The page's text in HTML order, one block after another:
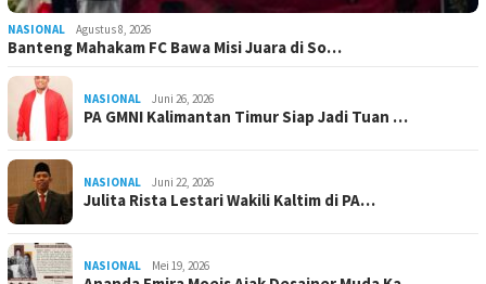
NASIONAL Agustus 8, 2026
Banteng Mahakam FC Bawa Misi Juara di So…
NASIONAL Juni 26, 2026
PA GMNI Kalimantan Timur Siap Jadi Tuan …
NASIONAL Juni 22, 2026
Julita Rista Lestari Wakili Kaltim di PA…
NASIONAL Mei 19, 2026